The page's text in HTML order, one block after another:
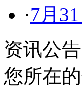
·7月
资讯公告
您所在